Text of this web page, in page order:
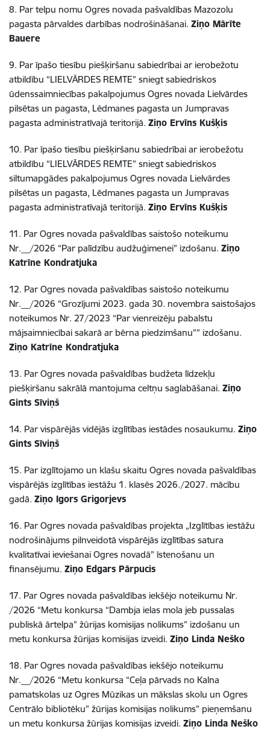
8. Par telpu nomu Ogres novada pašvaldības Mazozolu
pagasta pārvaldes darbības nodrošināšanai. Ziņo Mārīte
Bauere
9. Par īpašo tiesību piešķiršanu sabiedrībai ar ierobežotu
atbildību “LIELVĀRDES REMTE” sniegt sabiedriskos
ūdenssaimniecības pakalpojumus Ogres novada Lielvārdes
pilsētas un pagasta, Lēdmanes pagasta un Jumpravas
pagasta administratīvajā teritorijā. Ziņo Ervīns Kušķis
10. Par īpašo tiesību piešķiršanu sabiedrībai ar ierobežotu
atbildību “LIELVĀRDES REMTE” sniegt sabiedriskos
siltumapgādes pakalpojumus Ogres novada Lielvārdes
pilsētas un pagasta, Lēdmanes pagasta un Jumpravas
pagasta administratīvajā teritorijā. Ziņo Ervīns Kušķis
11. Par Ogres novada pašvaldības saistošo noteikumu
Nr.__/2026 “Par palīdzību audžuģimenei” izdošanu. Ziņo
Katrīne Kondratjuka
12. Par Ogres novada pašvaldības saistošo noteikumu
Nr.__/2026 “Grozījumi 2023. gada 30. novembra saistošajos
noteikumos Nr. 27/2023 “Par vienreizēju pabalstu
mājsaimniecībai sakarā ar bērna piedzimšanu”” izdošanu.
Ziņo Katrīne Kondratjuka
13. Par Ogres novada pašvaldības budžeta līdzekļu
piešķiršanu sakrālā mantojuma celtņu saglabāšanai. Ziņo
Gints Sīviņš
14. Par vispārējās vidējās izglītības iestādes nosaukumu. Ziņo
Gints Sīviņš
15. Par izglītojamo un klašu skaitu Ogres novada pašvaldības
vispārējās izglītības iestāžu 1. klasēs 2026./2027. mācību
gadā. Ziņo Igors Grigorjevs
16. Par Ogres novada pašvaldības projekta „Izglītības iestāžu
nodrošinājums pilnveidotā vispārējās izglītības satura
kvalitatīvai ieviešanai Ogres novadā” īstenošanu un
finansējumu. Ziņo Edgars Pārpucis
17. Par Ogres novada pašvaldības iekšējo noteikumu Nr.
/2026 “Metu konkursa “Dambja ielas mola jeb pussalas
publiskā ārtelpa” žūrijas komisijas nolikums” izdošanu un
metu konkursa žūrijas komisijas izveidi. Ziņo Linda Neško
18. Par Ogres novada pašvaldības iekšējo noteikumu
Nr.__/2026 “Metu konkursa “Ceļa pārvads no Kalna
pamatskolas uz Ogres Mūzikas un mākslas skolu un Ogres
Centrālo bibliotēku” žūrijas komisijas nolikums” pieņemšanu
un metu konkursa žūrijas komisijas izveidi. Ziņo Linda Neško